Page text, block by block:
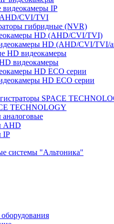
IP
CVI/TVI
гибридные (NVR)
HD (AHD/CVI/TVI)
HD (AHD/CVI/TVI/
HD видеокамеры
видеокамеры
HD ECO серии
HD ECO серии
SPACE
TECHNOLOGY
AHD
IP
системы "Альтоника"